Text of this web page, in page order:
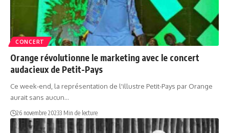
CONCERT
Orange révolutionne le marketing avec le concert
audacieux de Petit-Pays
Ce week-end, la représentation de l'illustre Petit-Pays par Orange
aurait sans aucun…
26 novembre 20233 Min de lecture